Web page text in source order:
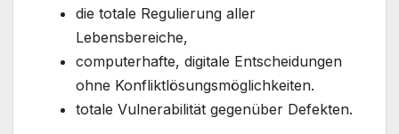
die totale Regulierung aller
Lebensbereiche,
computerhafte, digitale Entscheidungen
ohne Konfliktlösungsmöglichkeiten.
totale Vulnerabilität gegenüber Defekten.